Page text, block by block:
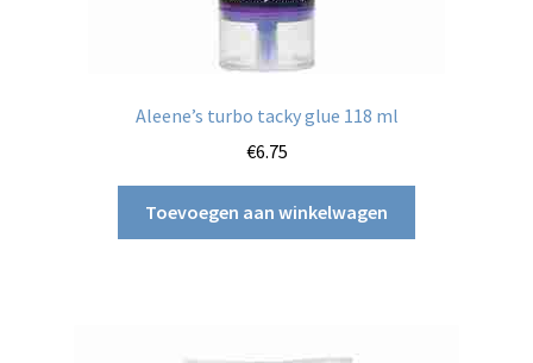
Aleene’s turbo tacky glue 118 ml
€6.75
Toevoegen aan winkelwagen